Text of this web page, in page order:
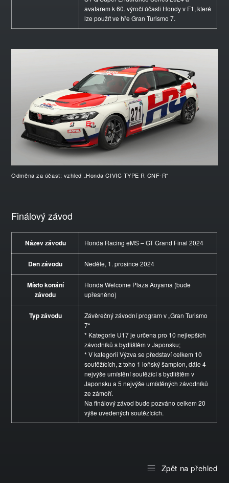
avatarem k 60. výročí účasti Hondy v F1, které
lze použít ve hře Gran Turismo 7.
Odměna za účast: vzhled „Honda CIVIC TYPE R CNF-R“
Finálový závod
Název závodu Honda Racing eMS – GT Grand Final 2024
Den závodu Neděle, 1. prosince 2024
Místo konání
závodu
Honda Welcome Plaza Aoyama (bude
upřesněno)
Typ závodu
Závěrečný závodní program v „Gran Turismo
7“
* Kategorie U17 je určena pro 10 nejlepších
závodníků s bydlištěm v Japonsku;
* V kategorii Výzva se představí celkem 10
soutěžících, z toho 1 loňský šampion, dále 4
nejvýše umístění soutěžící s bydlištěm v
Japonsku a 5 nejvýše umístěných závodníků
ze zámoří.
Na finálový závod bude pozváno celkem 20
výše uvedených soutěžících.
Zpět na přehled